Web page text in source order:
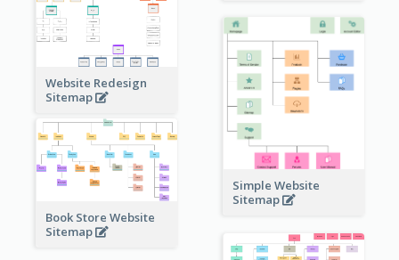
Website Redesign
Sitemap
Simple Website
Sitemap
Book Store Website
Sitemap